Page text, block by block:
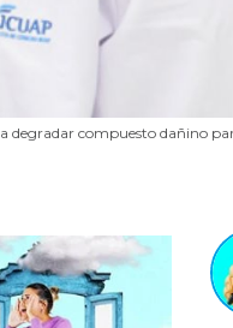
degradar compuesto dañino